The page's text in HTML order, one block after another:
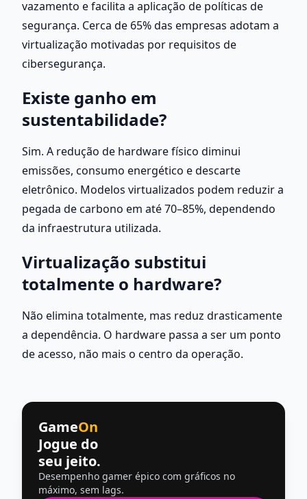
vazamento e facilita a aplicação de políticas de
segurança. Cerca de 65% das empresas adotam a
virtualização motivadas por requisitos de
cibersegurança.
Existe ganho em
sustentabilidade?
Sim. A redução de hardware físico diminui
emissões, consumo energético e descarte
eletrônico. Modelos virtualizados podem reduzir a
pegada de carbono em até 70–85%, dependendo
da infraestrutura utilizada.
Virtualização substitui
totalmente o hardware?
Não elimina totalmente, mas reduz drasticamente
a dependência. O hardware passa a ser um ponto
de acesso, não mais o centro da operação.
GameOn
Jogue do
seu jeito.
Desempenho gamer épico com gráficos no
máximo, sem lags.